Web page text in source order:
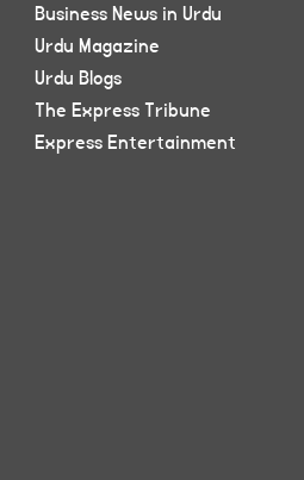
Business News in Urdu
Urdu Magazine
Urdu Blogs
The Express Tribune
Express Entertainment